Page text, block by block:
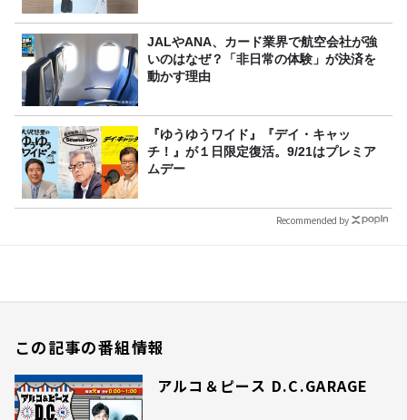
JALやANA、カード業界で航空会社が強
いのはなぜ？「非日常の体験」が決済を
動かす理由
『ゆうゆうワイド』『デイ・キャッ
チ！』が１日限定復活。9/21はプレミア
ムデー
Recommended by
この記事の番組情報
アルコ＆ピース D.C.GARAGE